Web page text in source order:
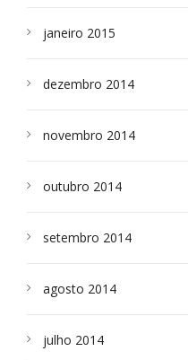
janeiro 2015
dezembro 2014
novembro 2014
outubro 2014
setembro 2014
agosto 2014
julho 2014